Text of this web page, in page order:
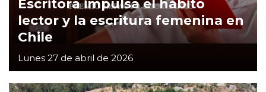
lector y la escritura femenina en
Chile
Lunes 27 de abril de 2026